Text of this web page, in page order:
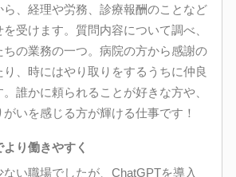
ら、経理や労務、診療報酬のことなど
受けます。質問内容について調べ、
ちの業務の一つ。病院の方から感謝の
、時にはやり取りをするうちに仲良
誰かに頼られることが好きな方や、
いを感じる方が輝ける仕事です！
り働きやすく
ない職場でしたが、ChatGPTを導入